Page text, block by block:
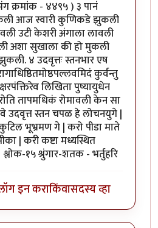
क्रमांक - ४४९५ ) ३ पानं
आज स्वारी कुणिकडे झुकली
उटी केशरी अंगाला लावली
अशा सुखाला की हो मुकली
४ उदवृत्तः स्तनभार एष
कुर्वन्तु
लिखिता पुष्यायुधेन
तापमधिकं रोमावली केन सा
उदवृत्त स्तन चपळ हे लोचनयुगे |
भूभ्रमण गे | करो पीडा माते
| करी कष्टा मध्यस्थित
१५ श्रुंगार-शतक - भर्तुहरि
इन कराकिंवासदस्य व्हा